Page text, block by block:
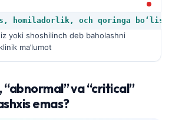
homiladorlik, och qoringa bo‘lish,
yoki shoshilinch deb baholashni
ma’lumot
“abnormal” va “critical”
emas?